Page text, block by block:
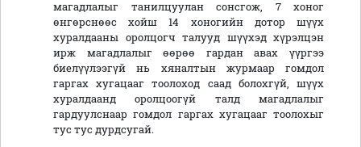
магадлалыг танилцуулан сонсгож, 7 хоног
өнгөрснөөс хойш 14 хоногийн дотор шүүх
хуралдааны оролцогч талууд шүүхэд хүрэлцэн
ирж магадлалыг өөрөө гардан авах үүргээ
биелүүлээгүй нь хяналтын журмаар гомдол
гаргах хугацааг тоолоход саад болохгүй, шүүх
хуралдаанд оролцоогүй талд магадлалыг
гардуулснаар гомдол гаргах хугацааг тоолохыг
тус тус дурдсугай.